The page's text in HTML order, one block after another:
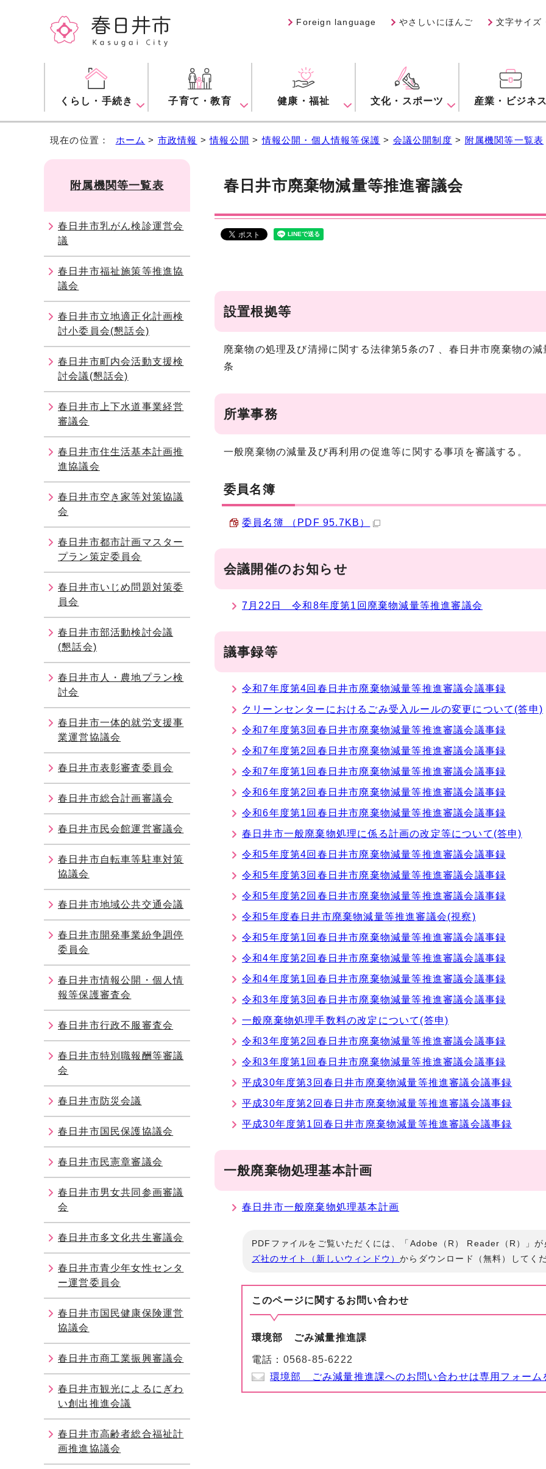
Foreign language やさしいにほんご 文字サイズ
くらし・手続き 子育て・教育 健康・福祉 文化・スポーツ 産業・ビジネス
現在の位置： ホーム > 市政情報 >情報公開 >情報公開・個人情報等保護 > 会議公開制度 > 附属機関等一覧表
春日井市廃棄物減量等推進審議会
設置根拠等
廃棄物の処理及び清掃に関する法律第5条の7 、春日井市廃棄物の
条
所掌事務
一般廃棄物の減量及び再利用の促進等に関する事項を審議する。
委員名簿
委員名簿 （PDF 95.7KB）
会議開催のお知らせ
7月22日 令和8年度第1回廃棄物減量等推進審議会
議事録等
令和7年度第4回春日井市廃棄物減量等推進審議会議事録
クリーンセンターにおけるごみ受入ルールの変更について(答申)
令和7年度第3回春日井市廃棄物減量等推進審議会議事録
令和7年度第2回春日井市廃棄物減量等推進審議会議事録
令和7年度第1回春日井市廃棄物減量等推進審議会議事録
令和6年度第2回春日井市廃棄物減量等推進審議会議事録
令和6年度第1回春日井市廃棄物減量等推進審議会議事録
春日井市一般廃棄物処理に係る計画の改定等について(答申)
令和5年度第4回春日井市廃棄物減量等推進審議会議事録
令和5年度第3回春日井市廃棄物減量等推進審議会議事録
令和5年度第2回春日井市廃棄物減量等推進審議会議事録
令和5年度春日井市廃棄物減量等推進審議会(視察)
令和5年度第1回春日井市廃棄物減量等推進審議会議事録
令和4年度第2回春日井市廃棄物減量等推進審議会議事録
令和4年度第1回春日井市廃棄物減量等推進審議会議事録
令和3年度第3回春日井市廃棄物減量等推進審議会議事録
一般廃棄物処理手数料の改定について(答申)
令和3年度第2回春日井市廃棄物減量等推進審議会議事録
令和3年度第1回春日井市廃棄物減量等推進審議会議事録
平成30年度第3回春日井市廃棄物減量等推進審議会議事録
平成30年度第2回春日井市廃棄物減量等推進審議会議事録
平成30年度第1回春日井市廃棄物減量等推進審議会議事録
一般廃棄物処理基本計画
春日井市一般廃棄物処理基本計画
PDFファイルをご覧いただくには、「Adobe（R） Reader（R）」が
ズ社のサイト（新しいウィンドウ）からダウンロード（無料）してくだ
このページに関するお問い合わせ
環境部 ごみ減量推進課
電話： 0568-85-6222
環境部 ごみ減量推進課へのお問い合わせは専用フォーム
附属機関等一覧表
春日井市乳がん検診運営会
議
春日井市福祉施策等推進協
議会
春日井市立地適正化計画検
討小委員会(懇話会)
春日井市町内会活動支援検
討会議(懇話会)
春日井市上下水道事業経営
審議会
春日井市住生活基本計画推
進協議会
春日井市空き家等対策協議
会
春日井市都市計画マスター
プラン策定委員会
春日井市いじめ問題対策委
員会
春日井市部活動検討会議
(懇話会)
春日井市人・農地プラン検
討会
春日井市一体的就労支援事
業運営協議会
春日井市表彰審査委員会
春日井市総合計画審議会
春日井市民会館運営審議会
春日井市自転車等駐車対策
協議会
春日井市地域公共交通会議
春日井市開発事業紛争調停
委員会
春日井市情報公開・個人情
報等保護審査会
春日井市行政不服審査会
春日井市特別職報酬等審議
会
春日井市防災会議
春日井市国民保護協議会
春日井市民憲章審議会
春日井市男女共同参画審議
会
春日井市多文化共生審議会
春日井市青少年女性センタ
ー運営委員会
春日井市国民健康保険運営
協議会
春日井市商工業振興審議会
春日井市観光によるにぎわ
い創出推進会議
春日井市高齢者総合福祉計
画推進協議会